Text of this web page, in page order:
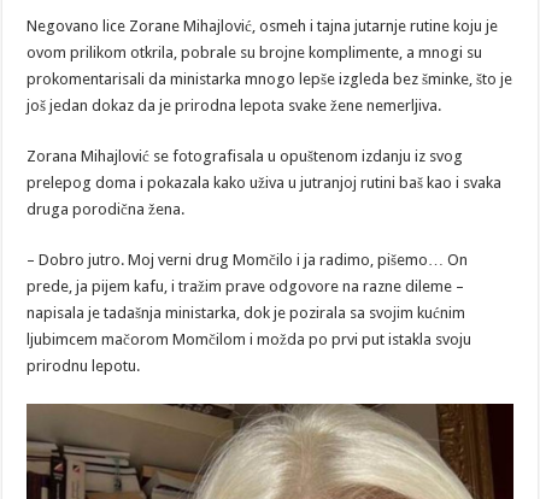
Negovano lice Zorane Mihajlović, osmeh i tajna jutarnje rutine koju je
ovom prilikom otkrila, pobrale su brojne komplimente, a mnogi su
prokomentarisali da ministarka mnogo lepše izgleda bez šminke, što je
još jedan dokaz da je prirodna lepota svake žene nemerljiva.
Zorana Mihajlović se fotografisala u opuštenom izdanju iz svog
prelepog doma i pokazala kako uživa u jutranjoj rutini baš kao i svaka
druga porodična žena.
– Dobro jutro. Moj verni drug Momčilo i ja radimo, pišemo… On
prede, ja pijem kafu, i tražim prave odgovore na razne dileme –
napisala je tadašnja ministarka, dok je pozirala sa svojim kućnim
ljubimcem mačorom Momčilom i možda po prvi put istakla svoju
prirodnu lepotu.